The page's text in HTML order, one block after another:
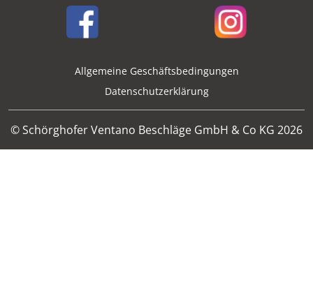
Allgemeine Geschäftsbedingungen
Datenschutzerklärung
© Schörghofer Ventano Beschläge GmbH & Co KG 2026